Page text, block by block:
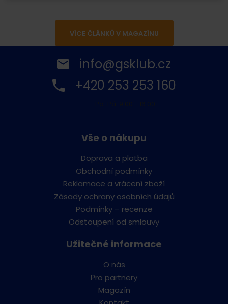
VÍCE ČLÁNKŮ V MAGAZÍNU
info@gsklub.cz
+420 253 253 160
Vše o nákupu
Doprava a platba
Obchodní podmínky
Reklamace a vrácení zboží
Zásady ochrany osobních údajů
Podmínky – recenze
Odstoupení od smlouvy
Užitečné informace
O nás
Pro partnery
Magazín